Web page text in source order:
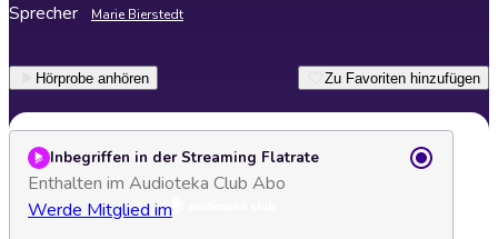
Sprecher Marie Bierstedt
Hörprobe anhören Zu Favoriten hinzufügen
Inbegriffen in der Streaming Flatrate
Enthalten im Audioteka Club Abo
Werde Mitglied im